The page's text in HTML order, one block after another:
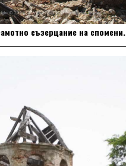
съзерцание на спомени.